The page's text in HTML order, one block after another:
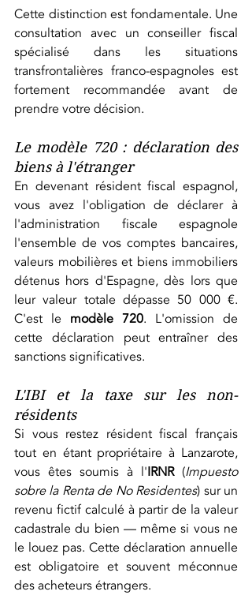
Cette distinction est fondamentale. Une
consultation avec un conseiller fiscal
spécialisé dans les situations
transfrontalières franco-espagnoles est
fortement recommandée avant de
prendre votre décision.
Le modèle 720 : déclaration des
biens à l'étranger
En devenant résident fiscal espagnol,
vous avez l'obligation de déclarer à
l'administration fiscale espagnole
l'ensemble de vos comptes bancaires,
valeurs mobilières et biens immobiliers
détenus hors d'Espagne, dès lors que
leur valeur totale dépasse 50 000 €.
C'est le modèle 720. L'omission de
cette déclaration peut entraîner des
sanctions significatives.
L'IBI et la taxe sur les non-
résidents
Si vous restez résident fiscal français
tout en étant propriétaire à Lanzarote,
vous êtes soumis à l'IRNR (Impuesto
sobre la Renta de No Residentes) sur un
revenu fictif calculé à partir de la valeur
cadastrale du bien — même si vous ne
le louez pas. Cette déclaration annuelle
est obligatoire et souvent méconnue
des acheteurs étrangers.